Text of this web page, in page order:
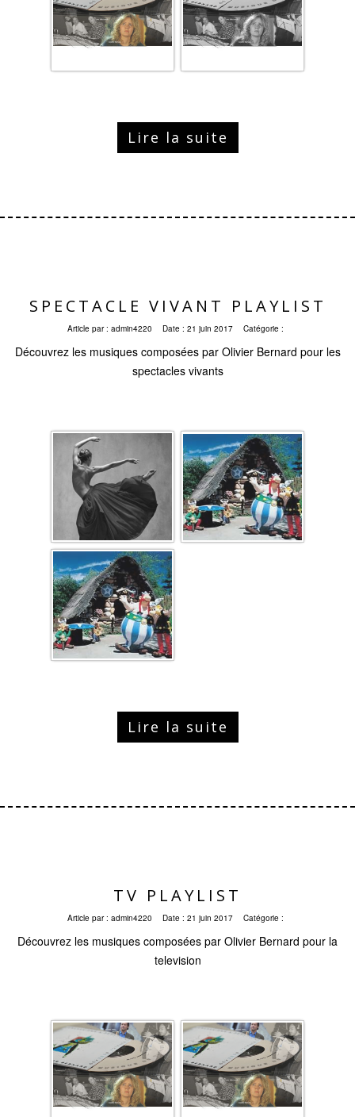
Lire la suite
SPECTACLE VIVANT PLAYLIST
Article par : admin4220 Date : 21 juin 2017 Catégorie :
Découvrez les musiques composées par Olivier Bernard pour les
spectacles vivants
Lire la suite
TV PLAYLIST
Article par : admin4220 Date : 21 juin 2017 Catégorie :
Découvrez les musiques composées par Olivier Bernard pour la
television